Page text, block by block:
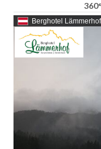
Berghotel